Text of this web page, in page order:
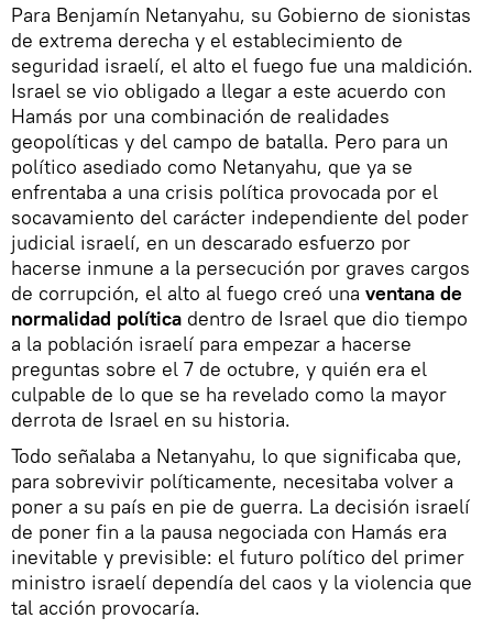
Para Benjamín Netanyahu, su Gobierno de sionistas
de extrema derecha y el establecimiento de
seguridad israelí, el alto el fuego fue una maldición.
Israel se vio obligado a llegar a este acuerdo con
Hamás por una combinación de realidades
geopolíticas y del campo de batalla. Pero para un
político asediado como Netanyahu, que ya se
enfrentaba a una crisis política provocada por el
socavamiento del carácter independiente del poder
judicial israelí, en un descarado esfuerzo por
hacerse inmune a la persecución por graves cargos
de corrupción, el alto al fuego creó una ventana de
normalidad política dentro de Israel que dio tiempo
a la población israelí para empezar a hacerse
preguntas sobre el 7 de octubre, y quién era el
culpable de lo que se ha revelado como la mayor
derrota de Israel en su historia.
Todo señalaba a Netanyahu, lo que significaba que,
para sobrevivir políticamente, necesitaba volver a
poner a su país en pie de guerra. La decisión israelí
de poner fin a la pausa negociada con Hamás era
inevitable y previsible: el futuro político del primer
ministro israelí dependía del caos y la violencia que
tal acción provocaría.